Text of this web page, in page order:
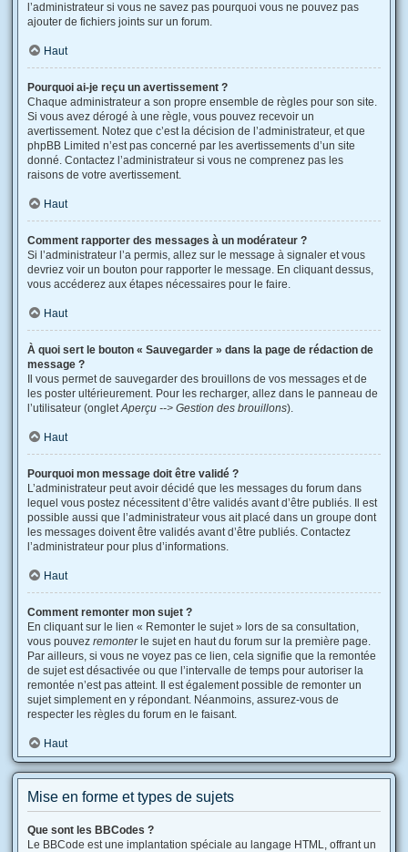
l’administrateur si vous ne savez pas pourquoi vous ne pouvez pas
ajouter de fichiers joints sur un forum.
Haut
Pourquoi ai-je reçu un avertissement ?
Chaque administrateur a son propre ensemble de règles pour son site.
Si vous avez dérogé à une règle, vous pouvez recevoir un
avertissement. Notez que c’est la décision de l’administrateur, et que
phpBB Limited n’est pas concerné par les avertissements d’un site
donné. Contactez l’administrateur si vous ne comprenez pas les
raisons de votre avertissement.
Haut
Comment rapporter des messages à un modérateur ?
Si l’administrateur l’a permis, allez sur le message à signaler et vous
devriez voir un bouton pour rapporter le message. En cliquant dessus,
vous accéderez aux étapes nécessaires pour le faire.
Haut
À quoi sert le bouton « Sauvegarder » dans la page de rédaction de
message ?
Il vous permet de sauvegarder des brouillons de vos messages et de
les poster ultérieurement. Pour les recharger, allez dans le panneau de
l’utilisateur (ongletAperçu --> Gestion des brouillons).
Haut
Pourquoi mon message doit être validé ?
L’administrateur peut avoir décidé que les messages du forum dans
lequel vous postez nécessitent d’être validés avant d’être publiés. Il est
possible aussi que l’administrateur vous ait placé dans un groupe dont
les messages doivent être validés avant d’être publiés. Contactez
l’administrateur pour plus d’informations.
Haut
Comment remonter mon sujet ?
En cliquant sur le lien « Remonter le sujet » lors de sa consultation,
vous pouvez remonterle sujet en haut du forum sur la première page.
Par ailleurs, si vous ne voyez pas ce lien, cela signifie que la remontée
de sujet est désactivée ou que l’intervalle de temps pour autoriser la
remontée n’est pas atteint. Il est également possible de remonter un
sujet simplement en y répondant. Néanmoins, assurez-vous de
respecter les règles du forum en le faisant.
Haut
Mise en forme et types de sujets
Que sont les BBCodes ?
Le BBCode est une implantation spéciale au langage HTML, offrant un